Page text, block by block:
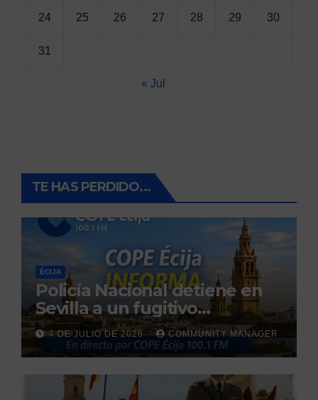
24 25 26 27 28 29 30
31
« Jul
TE HAS PERDIDO...
ÉCIJA
Policía Nacional detiene en
Sevilla a un fugitivo
reclamado por narcotráfico
tras no regresar a prisión
durante un permiso
penitenciario
4 DE JULIO DE 2026 COMMUNITY MANAGER